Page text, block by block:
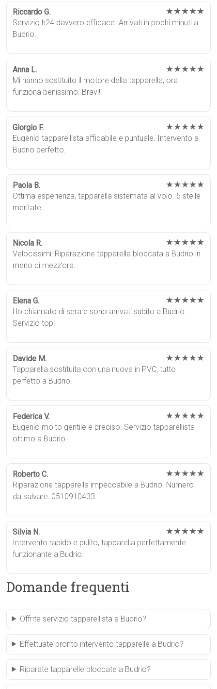
Riccardo G. ★★★★★
Servizio h24 davvero efficace. Arrivati in pochi minuti a
Budrio.
Anna L. ★★★★★
Mi hanno sostituito il motore della tapparella, ora
funziona benissimo. Bravi!
Giorgio F. ★★★★★
Eugenio tapparellista affidabile e puntuale. Intervento a
Budrio perfetto.
Paola B. ★★★★★
Ottima esperienza, tapparella sistemata al volo. 5 stelle
meritate.
Nicola R. ★★★★★
Velocissimi! Riparazione tapparella bloccata a Budrio in
meno di mezz’ora.
Elena G. ★★★★★
Ho chiamato di sera e sono arrivati subito a Budrio.
Servizio top.
Davide M. ★★★★★
Tapparella sostituita con una nuova in PVC, tutto
perfetto a Budrio.
Federica V. ★★★★★
Eugenio molto gentile e preciso. Servizio tapparellista
ottimo a Budrio.
Roberto C. ★★★★★
Riparazione tapparella impeccabile a Budrio. Numero
da salvare: 0510910433.
Silvia N. ★★★★★
Intervento rapido e pulito, tapparella perfettamente
funzionante a Budrio.
Domande frequenti
Offrite servizio tapparellista a Budrio?
Effettuate pronto intervento tapparelle a Budrio?
Riparate tapparelle bloccate a Budrio?